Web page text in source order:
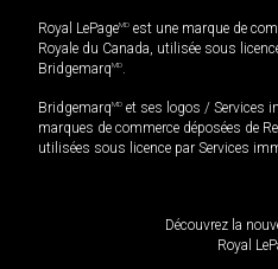
Royal LePageMD est une marque de
Royale du Canada, utilisée sous
BridgemarqMD.
BridgemarqMD et ses logos / Services
marques de commerce déposées de
utilisées sous licence par Services
Découvrez la
Royal